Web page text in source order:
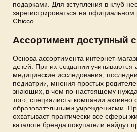
подарками. Для вступления в клуб
зарегистрироваться на официальном
Chicco.
Ассортимент доступный
Основа ассортимента интернет-
детей. При их создании учитываются
медицинские исследования,
педиатрии, мнения простых
знающих, в чем по-настоящему
того, специалисты компании активно
образовательными учреждениями.
охватывает практически все сферы
каталоге бренда покупатели найдут